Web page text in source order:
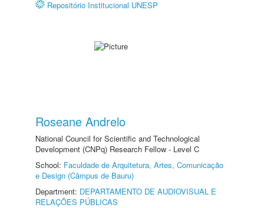
Repositório Institucional UNESP
Roseane Andrelo
National Council for Scientific and Technological
Development (CNPq) Research Fellow - Level C
School: Faculdade de Arquitetura, Artes, Comunicação
e Design (Câmpus de Bauru)
Department: DEPARTAMENTO DE AUDIOVISUAL E
RELAÇÕES PÚBLICAS